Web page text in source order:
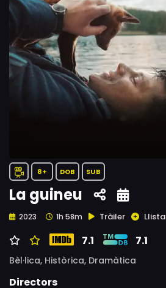
8+ DOB SUB
La guineu
2023 1h 58m Tràiler Llista
7.1 7.1
Bèl·lica, Històrica, Dramàtica
Directors